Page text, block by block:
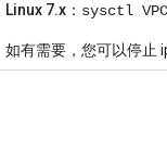
Linux 7.x ： sysctl
如有需要，您可以停止